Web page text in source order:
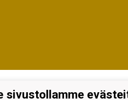
sivustollamme